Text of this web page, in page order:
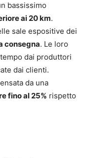
bassissimo
ai 20 km.
sale espositive dei
consegna. Le loro
dai produttori
dai clienti.
da una
fino al 25% rispetto